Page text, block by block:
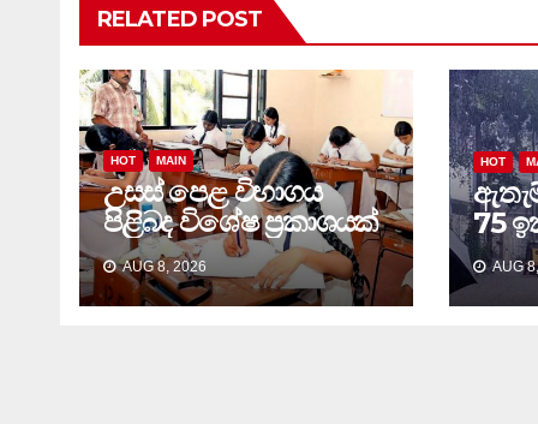
RELATED POST
HOT MAIN
උසස් පෙළ විභාගය
පිළිබද විශේෂ ප්‍රකාශයක්
.. AUG 8, 2026
HOT
75
AUG